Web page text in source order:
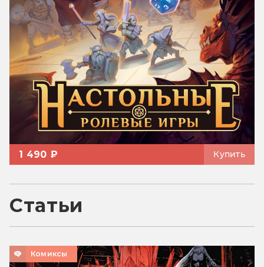
1 490 ₽ Купить
Статьи
Комиксы